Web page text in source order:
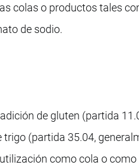
colas o productos tales
de sodio.
de gluten (partida
(partida 35.04,
como cola o